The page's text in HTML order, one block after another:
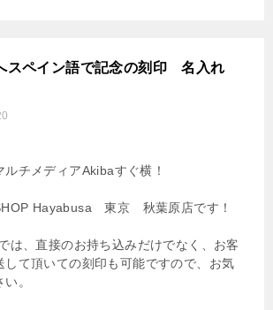
スペイン語で記念の刻印 名入れ
ルチメディアAkibaすぐ横！
Hayabusa 東京 秋葉原店です！
は、直接のお持ち込みだけでなく、お客
して頂いての刻印も可能ですので、お気
。